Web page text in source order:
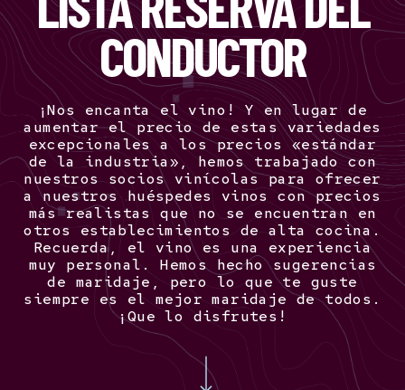
CONDUCTOR
¡Nos encanta el vino! Y en lugar de
aumentar el precio de estas variedades
excepcionales a los precios «estándar
de la industria», hemos trabajado con
nuestros socios vinícolas para ofrecer
a nuestros huéspedes vinos con precios
más realistas que no se encuentran en
otros establecimientos de alta cocina.
Recuerda, el vino es una experiencia
muy personal. Hemos hecho sugerencias
de maridaje, pero lo que te guste
siempre es el mejor maridaje de todos.
¡Que lo disfrutes!